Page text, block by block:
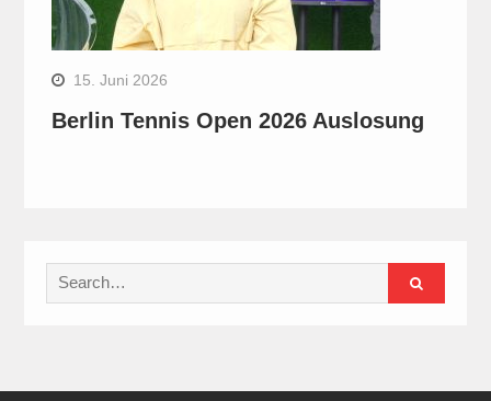
15. Juni 2026
Berlin Tennis Open 2026 Auslosung
Search
for: